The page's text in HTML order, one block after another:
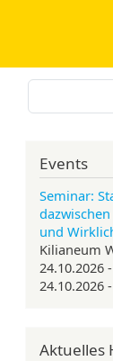
Events
Seminar:
und
Kilianeum
24.10.2026
24.10.2026
Aktuelles